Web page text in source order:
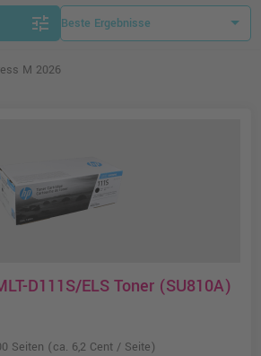
tune
M 2026
D111S/ELS Toner (SU810A)
Seiten (ca. 6,2 Cent / Seite)